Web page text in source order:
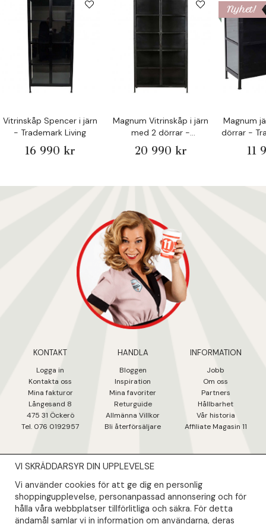
Vitrinskåp Spencer i järn
- Trademark Living
16 990 kr
Magnum Vitrinskåp i järn
med 2 dörrar -
Trademark Living
20 990 kr
Nyhet!
Magnum
dörrar -
11
KONTAKT
Logga in
Kontakta oss
Mina fakturor
Långesand 8
475 31 Öckerö
Tel. 076 0192957
HANDLA
Bloggen
Inspiration
Mina favoriter
Returguide
Allmänna Villkor
Bli återförsäljare
INFORMATION
Jobb
Om oss
Partners
Hållbarhet
Vår historia
Affiliate Magasin 11
NYHETSBREV
Såklart skall du ta del av våra bästa erbjudanden & nyheter!
VI SKRÄDDARSYR DIN UPPLEVELSE
Vi använder cookies för att ge dig en personlig
shoppingupplevelse, personanpassad annonsering och för
hålla våra webbplatser tillförlitliga och säkra. För detta
ändamål samlar vi in information om användarna, deras